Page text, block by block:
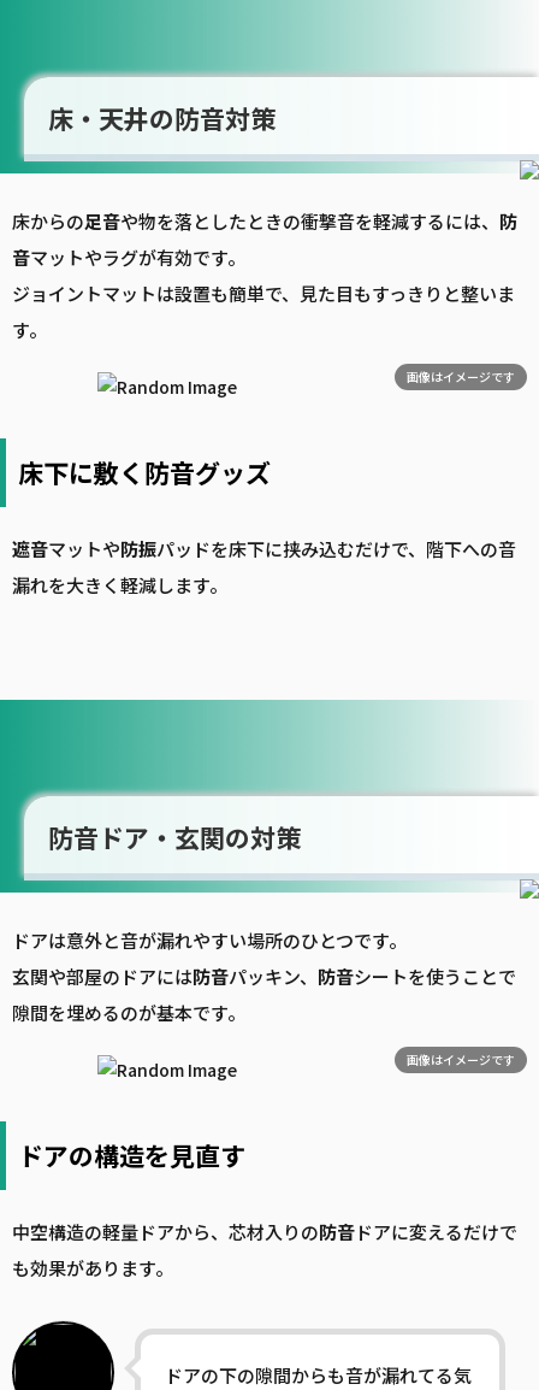
床・天井の防音対策
床からの足音や物を落としたときの衝撃音を軽減するには、 防
音マットやラグが有効です。
ジョイントマットは設置も簡単で、見た目もすっきりと整いま
す。
画像はイメージです
床下に敷く防音グッズ
遮音マットや防振パッドを床下に挟み込むだけで、階下への音
漏れを大きく軽減します。
防音ドア・玄関の対策
ドアは意外と音が漏れやすい場所のひとつです。
玄関や部屋のドアには防音パッキン、 防音シートを使うことで
隙間を埋めるのが基本です。
画像はイメージです
ドアの構造を見直す
中空構造の軽量ドアから、芯材入りの防音ドアに変えるだけで
も効果があります。
ドアの下の隙間からも音が漏れてる気